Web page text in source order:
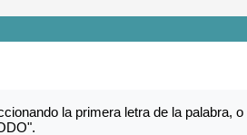
la primera letra de la palabra,